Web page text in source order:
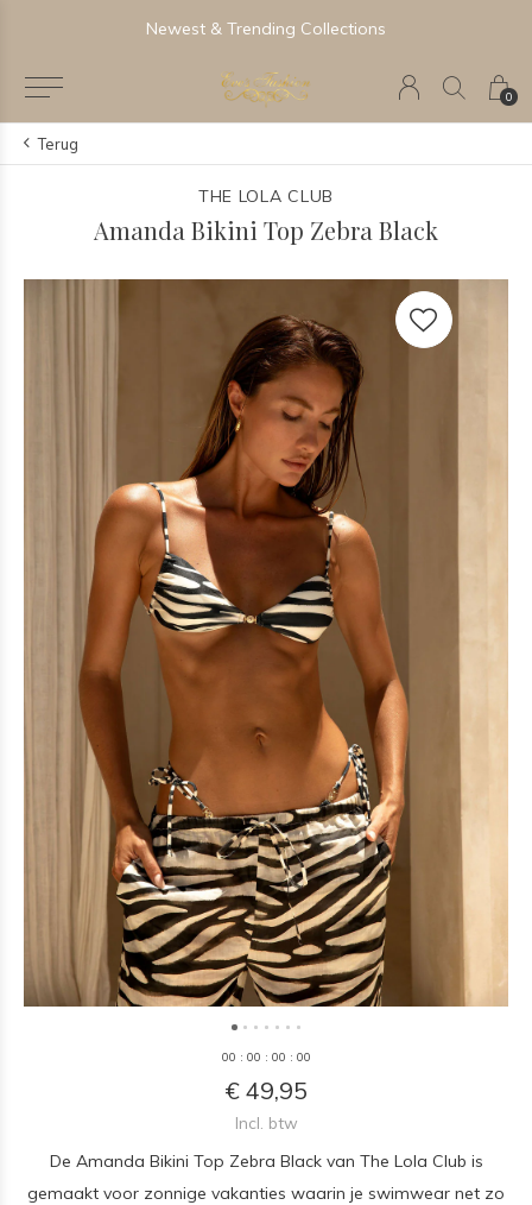
0
Newest & Trending Collections
Terug
THE LOLA CLUB
Amanda Bikini Top Zebra Black
00 : 00 : 00 : 00
€ 49,95
Incl. btw
De Amanda Bikini Top Zebra Black van The Lola Club is
gemaakt voor zonnige vakanties waarin je swimwear net zo